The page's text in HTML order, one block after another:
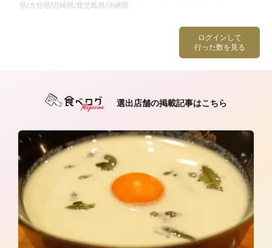
ログインして
行った数を見る
県/大分県/宮崎県/鹿児島県/沖縄県
選出店舗の掲載記事はこちら